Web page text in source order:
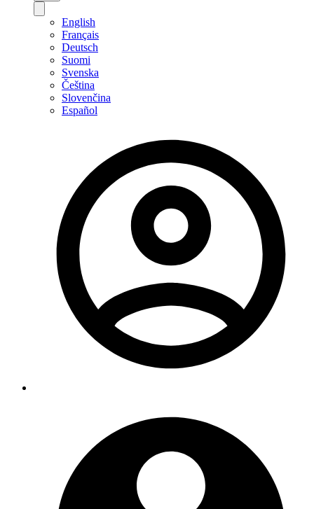
English
Français
Deutsch
Suomi
Svenska
Čeština
Slovenčina
Español